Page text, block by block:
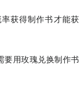
获得制作书才能获
要用玫瑰兑换制作书